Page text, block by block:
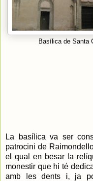
Basílica de Santa
La basílica va ser
patrocini de
el qual en besar la
monestir que hi té
amb les dents i, ja